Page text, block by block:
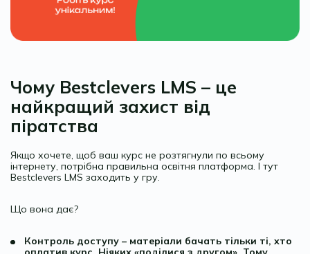
Чому Bestclevers LMS – це
найкращий захист від
піратства
Якщо хочете, щоб ваш курс не розтягнули по всьому
інтернету, потрібна правильна освітня платформа. І тут
Bestclevers LMS заходить у гру.
Що вона дає?
Контроль доступу – матеріали бачать тільки ті, хто